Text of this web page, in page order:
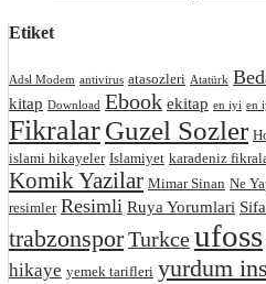
Etiket
Adsl Modem antivirus atasozleri Atatürk
kitap Download Ebook ekitap en iyi en
FikralarGuzel Sozler
islami hikayeler Islamiyet karadeniz
Komik Yazilar Mimar Sinan Ne
resimler Resimli Ruya Yorumlari
trabzonsporTurkceufoss
hikaye yemek tarifleri yurdum